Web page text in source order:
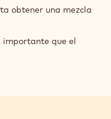
obtener una mezcla
importante que el